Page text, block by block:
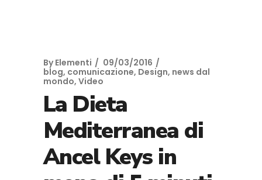
By Elementi
09/03/2016
blog, comunicazione, Design, news dal
mondo, Video
La Dieta
Mediterranea di
Ancel Keys in